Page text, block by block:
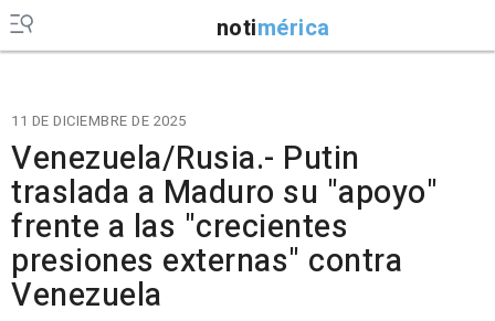
notimérica
11 DE DICIEMBRE DE 2025
Venezuela/Rusia.- Putin
traslada a Maduro su "apoyo"
frente a las "crecientes
presiones externas" contra
Venezuela